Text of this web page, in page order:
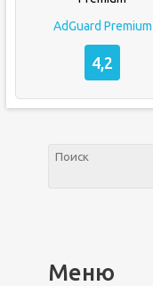
AdGuard Premium
4,2
Меню